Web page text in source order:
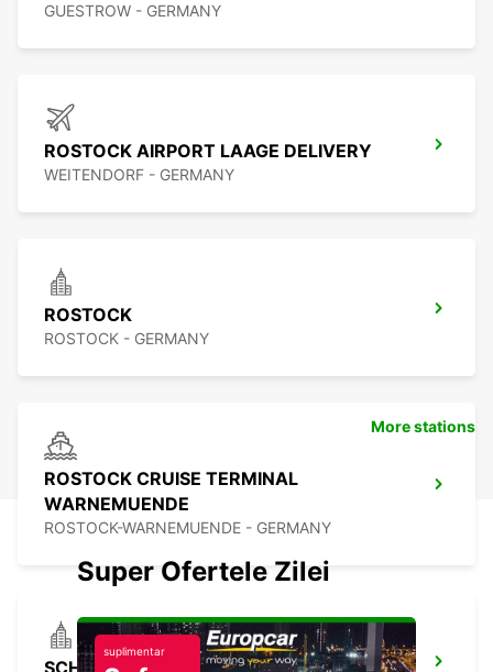
GUESTROW - GERMANY
ROSTOCK AIRPORT LAAGE DELIVERY
WEITENDORF - GERMANY
ROSTOCK
ROSTOCK - GERMANY
ROSTOCK CRUISE TERMINAL
WARNEMUENDE
ROSTOCK-WARNEMUENDE - GERMANY
More stations
Super Ofertele Zilei
suplimentar